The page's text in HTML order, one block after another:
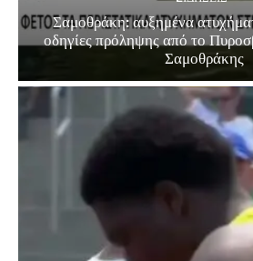
Σαμοθράκη: αυξημένα
οδηγίες πρόληψης από το
Σαμοθράκης